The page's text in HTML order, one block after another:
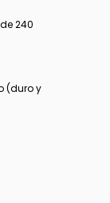
240
(duro y